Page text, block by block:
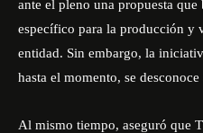
ante el pleno una propuesta que
específico para la producción y
entidad. Sin embargo, la
hasta el momento, se desconoce
Al mismo tiempo, aseguró que